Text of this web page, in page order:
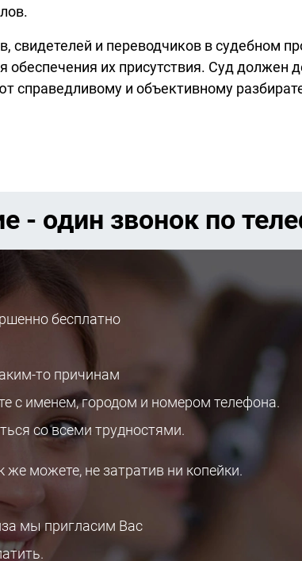
свидетелей и переводчиков в судебном
их присутствия. Суд должен
справедливому и объективному
- один звонок по
бесплатно
то причинам
с именем, городом и номером телефона.
со всеми трудностями.
же можете, не затратив ни копейки.
мы пригласим Вас